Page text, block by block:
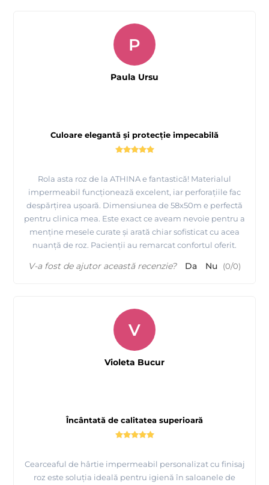
Culoare elegantă și protecție impecabilă
Rola asta roz de la ATHINA e fantastică! Materialul
impermeabil funcționează excelent, iar perforațiile fac
despărțirea ușoară. Dimensiunea de 58x50m e perfectă
pentru clinica mea. Este exact ce aveam nevoie pentru a
menține mesele curate și arată chiar sofisticat cu acea
nuanță de roz. Pacienții au remarcat confortul oferit.
P
Paula Ursu
V-a fost de ajutor această recenzie? Da Nu (0/0)
Încântată de calitatea superioară
Cearceaful de hârtie impermeabil personalizat cu finisaj
roz este soluția ideală pentru igienă în saloanele de
V
Violeta Bucur